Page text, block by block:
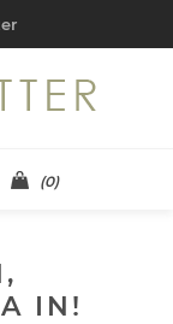
(0)
IN!